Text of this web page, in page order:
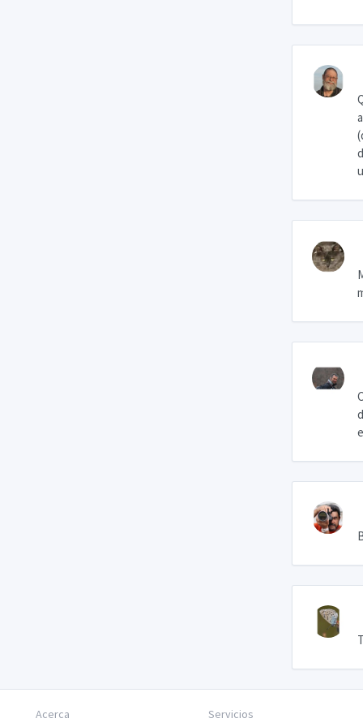
Acerca
Servicios